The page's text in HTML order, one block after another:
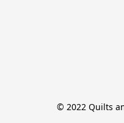
© 2022 Quilts